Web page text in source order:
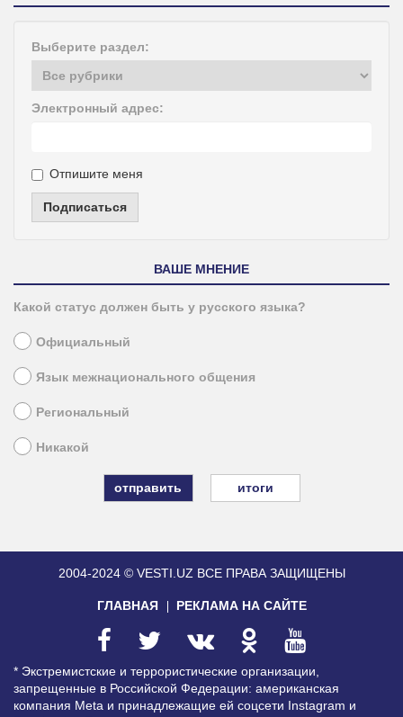
Выберите раздел:
Электронный адрес:
Отпишите меня
Подписаться
ВАШЕ МНЕНИЕ
Какой статус должен быть у русского языка?
Официальный
Язык межнационального общения
Региональный
Никакой
итоги
2004-2024 © VESTI.UZ ВСЕ ПРАВА ЗАЩИЩЕНЫ
ГЛАВНАЯ РЕКЛАМА НА САЙТЕ
* Экстремистские и террористические организации,
запрещенные в Российской Федерации: американская
компания Meta и принадлежащие ей соцсети Instagram и